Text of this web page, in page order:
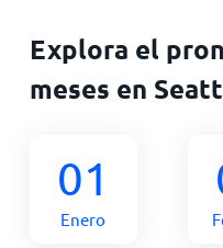
Explora el
meses en
01
Enero